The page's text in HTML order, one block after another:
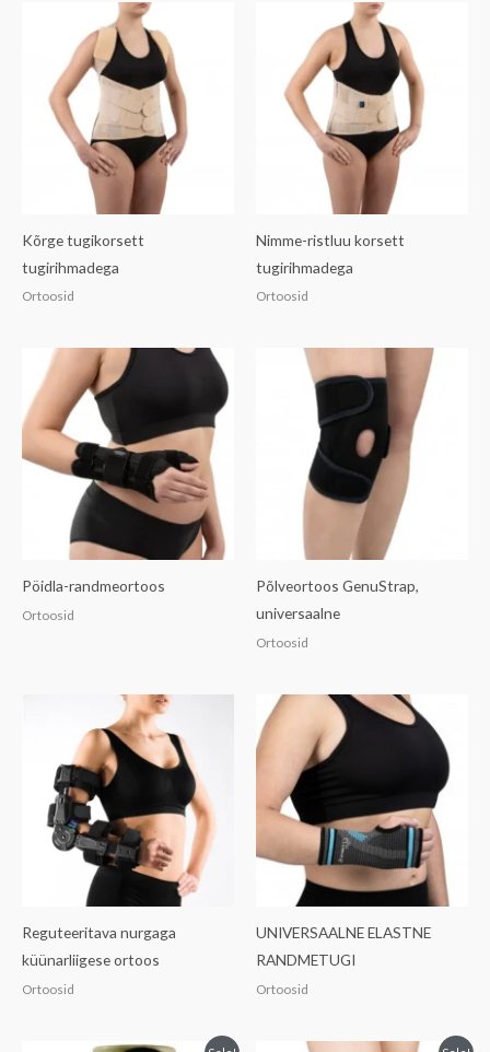
Kõrge tugikorsett
tugirihmadega
Ortoosid
Nimme-ristluu korsett
tugirihmadega
Ortoosid
Pöidla-randmeortoos
Ortoosid
Põlveortoos GenuStrap,
universaalne
Ortoosid
Reguteeritava nurgaga
küünarliigese ortoos
Ortoosid
UNIVERSAALNE ELASTNE
RANDMETUGI
Ortoosid